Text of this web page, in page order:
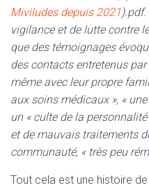
Miviludes depuis 2021
vigilance et de lutte contre
que des témoignages
des contacts entretenus par
même avec leur propre
aux soins médicaux », «
un « culte de la
et de mauvais traitements
communauté, « très peu
Tout cela est une histoire